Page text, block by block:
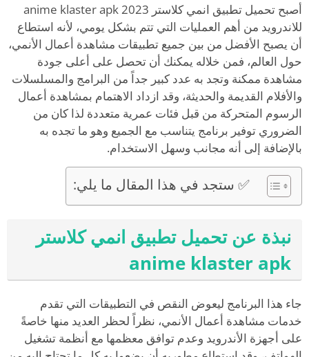
أصبح تحميل تطبيق انمي كلاستر anime klaster apk 2023
للاندرويد من أهم العمليات التي تتم بشكل يومي، لأنه استطاع
أن يصبح الأفضل من بين جميع تطبيقات مشاهدة أعمال الأنمي،
حول العالم، فمن خلاله يمكنك أن تحصل على أعلى جودة
مشاهدة ممكنة وتجد به عدد كبير جداً من البرامج والمسلسلات
والأفلام القديمة والحديثة، وقد ازداد الاهتمام بمشاهدة أعمال
الرسوم المتحركة من قبل فئات عمرية متعددة لذا كان من
الضروري توفير برنامج يتناسب مع الجميع وهو ما تجده به
بالإضافة إلى أنه مجانب وسهل الاستخدام.
✅ ستجد في هذا المقال ما يلي:
نبذة عن تحميل تطبيق انمي كلاستر
anime klaster apk
جاء هذا البرنامج ليعوض النقص في التطبيقات التي تقدم
خدمات مشاهدة أعمال الأنمي، نظراً لحظر العديد منها خاصةً
على أجهزة الأندرويد وعدم توافق معظمها مع أنظمة تشغيل